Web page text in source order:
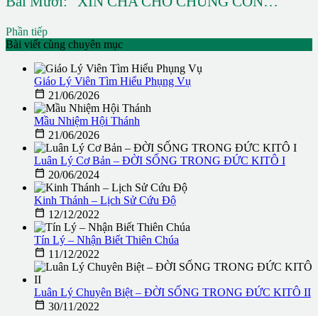
Phần tiếp
Bài viết cùng chuyên mục
Giáo Lý Viên Tìm Hiểu Phụng Vụ
 21/06/2026
Mầu Nhiệm Hội Thánh
 21/06/2026
Luân Lý Cơ Bản – ĐỜI SỐNG TRONG ĐỨC KITÔ I
 20/06/2024
Kinh Thánh – Lịch Sử Cứu Độ
 12/12/2022
Tín Lý – Nhận Biết Thiên Chúa
 11/12/2022
Luân Lý Chuyên Biệt – ĐỜI SỐNG TRONG ĐỨC KITÔ II
 30/11/2022